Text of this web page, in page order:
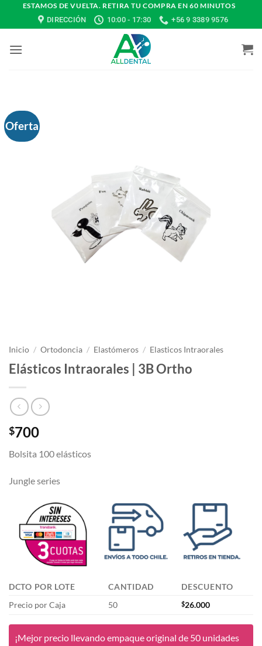
ESTAMOS DE VUELTA. RETIRA TU COMPRA EN 60 MINUTOS
DIRECCIÓN
10:00 - 17:30 +56 9 3389 9576
Oferta
Inicio / Ortodoncia / Elastómeros / Elasticos Intraorales
Elásticos Intraorales | 3B Ortho
$700
Bolsita 100 elásticos
Jungle series
DCTO POR LOTE CANTIDAD
DESCUENTO
Precio por Caja
50 $26.000
¡Mejor precio llevando empaque original de 50 unidades